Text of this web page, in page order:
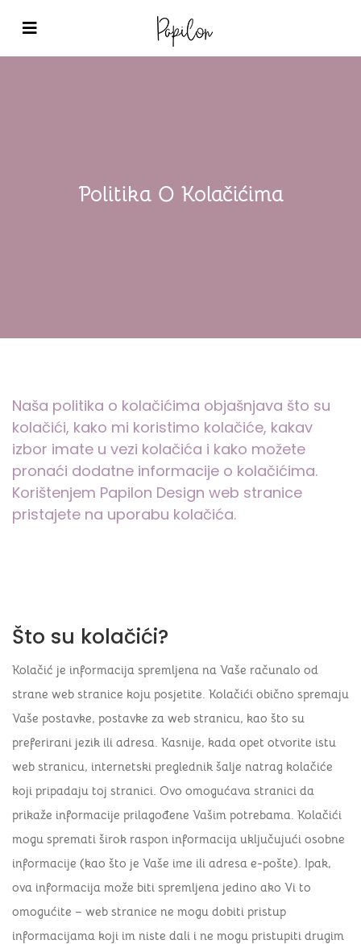
Politika O Kolačićima
Naša politika o kolačićima objašnjava što su
kolačići, kako mi koristimo kolačiće, kakav
izbor imate u vezi kolačića i kako možete
pronaći dodatne informacije o kolačićima.
Korištenjem Papilon Design web stranice
pristajete na uporabu kolačića.
Što su kolačići?
Kolačić je informacija spremljena na Vaše računalo od
strane web stranice koju posjetite. Kolačići obično spremaju
Vaše postavke, postavke za web stranicu, kao što su
preferirani jezik ili adresa. Kasnije, kada opet otvorite istu
web stranicu, internetski preglednik šalje natrag kolačiće
koji pripadaju toj stranici. Ovo omogućava stranici da
prikaže informacije prilagođene Vašim potrebama. Kolačići
mogu spremati širok raspon informacija uključujući osobne
informacije (kao što je Vaše ime ili adresa e-pošte). Ipak,
ova informacija može biti spremljena jedino ako Vi to
omogućite – web stranice ne mogu dobiti pristup
informacijama koji im niste dali i ne mogu pristupiti drugim